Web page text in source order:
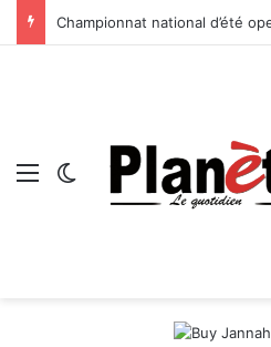
Menu Switch skin